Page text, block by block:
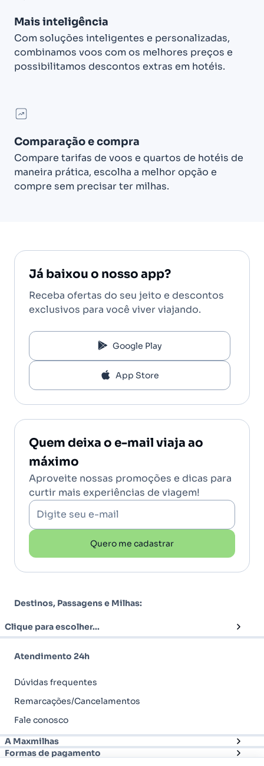
Mais inteligência
Com soluções inteligentes e personalizadas,
combinamos voos com os melhores preços e
possibilitamos descontos extras em hotéis.
Comparação e compra
Compare tarifas de voos e quartos de hotéis de
maneira prática, escolha a melhor opção e
compre sem precisar ter milhas.
Já baixou o nosso app?
Receba ofertas do seu jeito e descontos
exclusivos para você viver viajando.
Google Play
App Store
Quem deixa o e-mail viaja ao
máximo
Aproveite nossas promoções e dicas para
curtir mais experiências de viagem!
Digite seu e-mail
Quero me cadastrar
Destinos, Passagens e Milhas:
Clique para escolher...
Atendimento 24h
Dúvidas frequentes
Remarcações/Cancelamentos
Fale conosco
A Maxmilhas
Formas de pagamento